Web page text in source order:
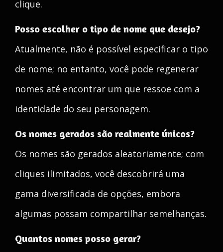
clique.
Posso escolher o tipo de nome que desejo?
Atualmente, não é possível especificar o tipo
de nome; no entanto, você pode regenerar
nomes até encontrar um que ressoe com a
identidade do seu personagem.
Os nomes gerados são realmente únicos?
Os nomes são gerados aleatoriamente; com
cliques ilimitados, você descobrirá uma
gama diversificada de opções, embora
algumas possam compartilhar semelhanças.
Quantos nomes posso gerar?